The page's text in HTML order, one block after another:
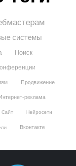
системы
Поиск
Продвижение
реклама
Сайт Нейросети
Вконтакте